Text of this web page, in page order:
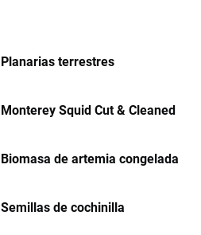
Planarias terrestres
Monterey Squid Cut & Cleaned
Biomasa de artemia congelada
Semillas de cochinilla